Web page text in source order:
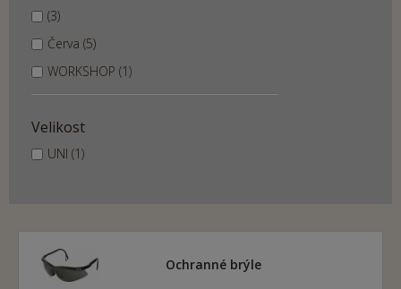
(3)
Červa (5)
WORKSHOP (1)
Velikost
UNI (1)
Ochranné brýle